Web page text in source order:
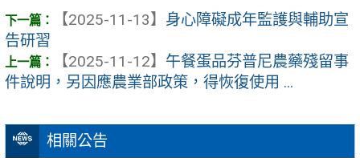
相關公告
【2025-11-13】 身心障礙成年監護與輔助宣
告研習
【2025-11-12】 午餐蛋品芬普尼農藥殘留事
件說明，另因應農業部政策，得恢復使用 ...